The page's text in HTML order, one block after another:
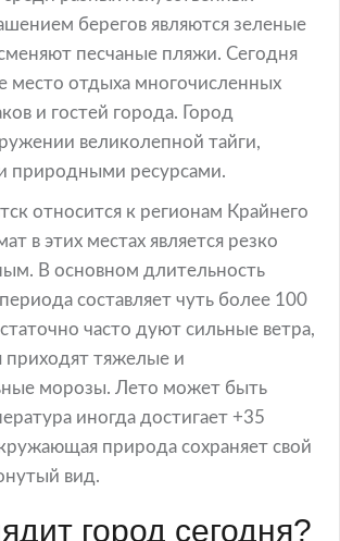
берегов являются зеленые
песчаные пляжи. Сегодня
место отдыха многочисленных
и гостей города. Город
великолепной тайги,
природными ресурсами.
относится к регионам Крайнего
в этих местах является резко
В основном длительность
составляет чуть более 100
часто дуют сильные ветра,
приходят тяжелые и
морозы. Лето может быть
иногда достигает +35
природа сохраняет свой
вид.
город сегодня?